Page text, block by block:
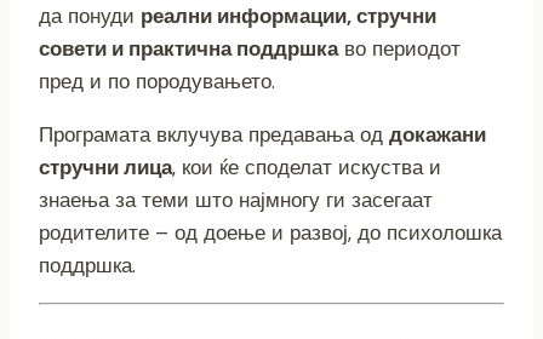
да понуди реални информации, стручни
совети и практична поддршкаво периодот
пред и по породувањето.
Програмата вклучува предавања од докажани
стручни лица, кои ќе споделат искуства и
знаења за теми што најмногу ги засегаат
родителите – од доење и развој, до психолошка
поддршка.